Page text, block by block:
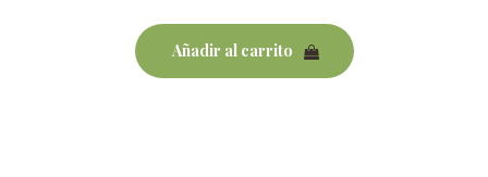
Añadir al carrito